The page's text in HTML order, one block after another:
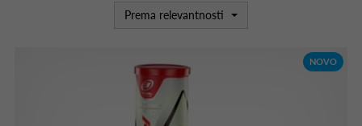
Prema relevantnosti
NOVO